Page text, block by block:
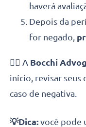
haverá
Depois da
for negado,
👨‍⚖️ A Bocchi
início, revisar seus
caso de negativa.
💡Dica: você pode